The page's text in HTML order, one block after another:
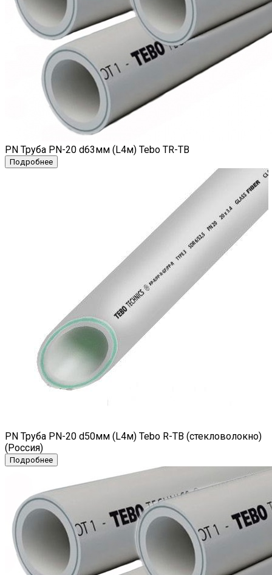
PN Труба PN-20 d63мм (L4м) Tebo TR-TB
PN Труба PN-20 d50мм (L4м) Tebo R-TB (стекловолокно)
(Россия)